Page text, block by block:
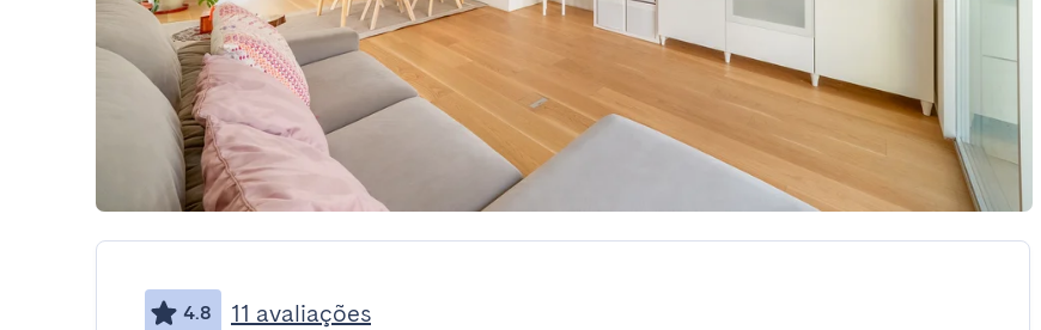
4.8 11 avaliações